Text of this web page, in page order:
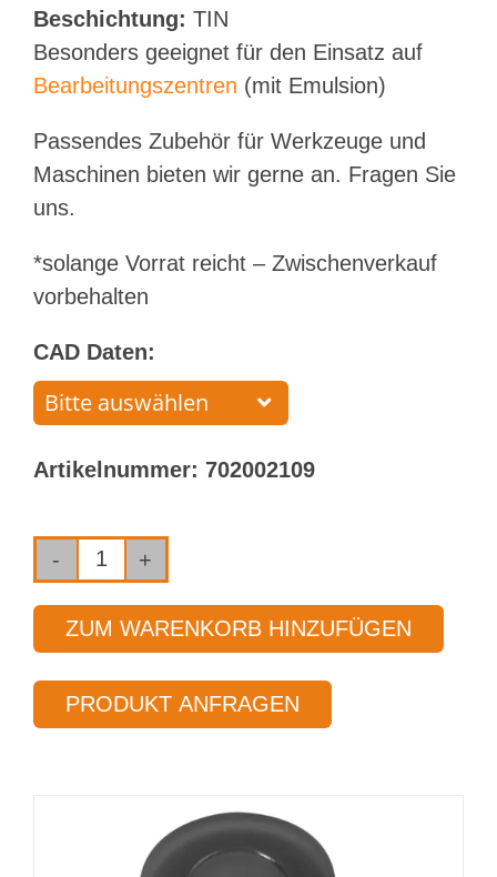
Beschichtung: TIN
Besonders geeignet für den Einsatz auf
Bearbeitungszentren (mit Emulsion)
Passendes Zubehör für Werkzeuge und
Maschinen bieten wir gerne an. Fragen Sie
uns.
*solange Vorrat reicht – Zwischenverkauf
vorbehalten
CAD Daten:
Artikelnummer: 702002109
VHM-
Einlippenbohrer
in
Typ 113-
ZUM WARENKORB HINZUFÜGEN
PRODUKT ANFRAGEN